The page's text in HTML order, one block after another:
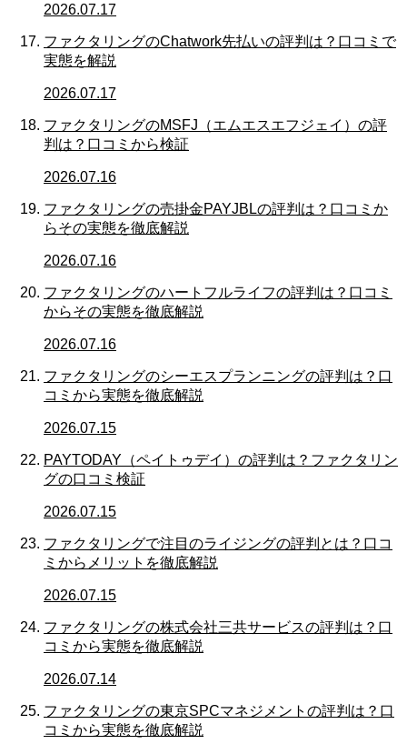
2026.07.17
ファクタリングのChatwork先払いの評判は？口コミで
実態を解説
2026.07.17
ファクタリングのMSFJ（エムエスエフジェイ）の評
判は？口コミから検証
2026.07.16
ファクタリングの売掛金PAYJBLの評判は？口コミか
らその実態を徹底解説
2026.07.16
ファクタリングのハートフルライフの評判は？口コミ
からその実態を徹底解説
2026.07.16
ファクタリングのシーエスプランニングの評判は？口
コミから実態を徹底解説
2026.07.15
PAYTODAY（ペイトゥデイ）の評判は？ファクタリン
グの口コミ検証
2026.07.15
ファクタリングで注目のライジングの評判とは？口コ
ミからメリットを徹底解説
2026.07.15
ファクタリングの株式会社三共サービスの評判は？口
コミから実態を徹底解説
2026.07.14
ファクタリングの東京SPCマネジメントの評判は？口
コミから実態を徹底解説